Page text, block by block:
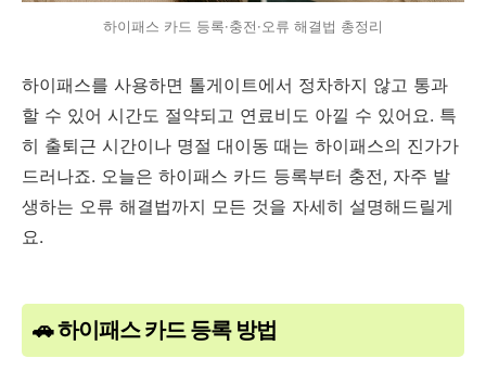
하이패스 카드 등록·충전·오류 해결법 총정리
하이패스를 사용하면 톨게이트에서 정차하지 않고 통과
할 수 있어 시간도 절약되고 연료비도 아낄 수 있어요. 특
히 출퇴근 시간이나 명절 대이동 때는 하이패스의 진가가
드러나죠. 오늘은 하이패스 카드 등록부터 충전, 자주 발
생하는 오류 해결법까지 모든 것을 자세히 설명해드릴게
요.
🚗 하이패스 카드 등록 방법